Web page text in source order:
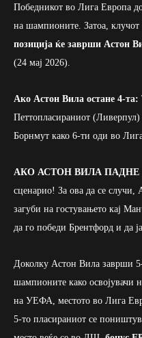
Победникот во Лига Европа
на шампионите. Затоа, клучот
позиција ќе заврши Астон
(24 мај 2026).
Ако Астон Вила остане 4-та:
Петтопласираниот (Ливерпул)
Борнмут како 6-ти оди во
АКО АСТОН ВИЛА ПАДНЕ
сценарио! За ова да се случи,
загуби на гостувањето кај
да го победи Брентфорд и да
Доколку Астон Вила заврши
шампионите како освојувачи
на УЕФА, местото во Лига
5-то пласираниот се